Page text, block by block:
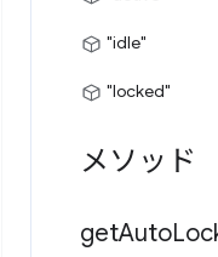
"idle"
"locked"
メソッド
getAuto